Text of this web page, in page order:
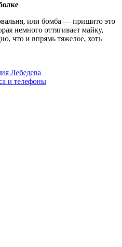
или бомба — пришито это
немного оттягивает майку,
что и впрямь тяжелое, хоть
Лебедева
и телефоны